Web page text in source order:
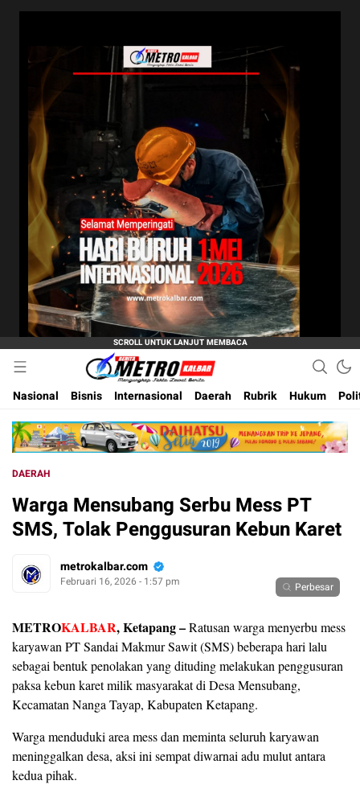
Metro Kalbar
Inspirasi Untuk Negeri
Nasional
Bisnis Internasional Daerah Rubrik Hukum
DAERAH
Warga Mensubang Serbu Mess PT
SMS, Tolak Penggusuran Kebun Karet
metrokalbar.com
Februari 16, 2026 - 1:57 pm Perbesar
METROKALBAR, Ketapang –Ratusan warga menyerbu mess
karyawan PT Sandai Makmur Sawit (SMS) beberapa hari lalu
sebagai bentuk penolakan yang dituding melakukan penggusuran
paksa kebun karet milik masyarakat di Desa Mensubang,
Kecamatan Nanga Tayap, Kabupaten Ketapang.
Warga menduduki area mess dan meminta seluruh karyawan
meninggalkan desa, aksi ini sempat diwarnai adu mulut antara
kedua pihak.